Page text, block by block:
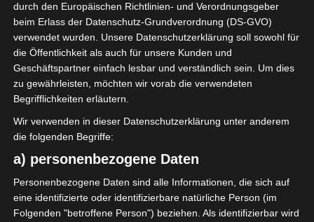
Sie befinden sich hier:Startseite» News»Fußball»
Welt »Afrika»Tunesien»Ligen»Ligue 1 »Liga 1
Tunesien: Nachholbegegnungen aus der
Hinspielrunde (16. – 28. Februar 2021)
durch den Europäischen Richtlinien- und Verordnungsgeber
beim Erlass der Datenschutz-Grundverordnung (DS-GVO)
verwendet wurden. Unsere Datenschutzerklärung soll sowohl für
die Öffentlichkeit als auch für unsere Kunden und
Geschäftspartner einfach lesbar und verständlich sein. Um dies
zu gewährleisten, möchten wir vorab die verwendeten
Begrifflichkeiten erläutern.
Wir verwenden in dieser Datenschutzerklärung unter anderem
die folgenden Begriffe:
a) personenbezogene Daten
Personenbezogene Daten sind alle Informationen, die sich auf
eine identifizierte oder identifizierbare natürliche Person (im
Folgenden "betroffene Person") beziehen. Als identifizierbar wird